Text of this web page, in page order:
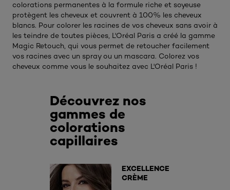
colorations permanentes à la formule riche et soyeuse
protègent les cheveux et couvrent à 100% les cheveux
blancs. Pour colorer les racines de vos cheveux sans avoir à
les teindre de toutes pièces, L'Oréal Paris a créé la gamme
Magic Retouch, qui vous permet de retoucher facilement
vos racines avec un spray ou un mascara. Colorez vos
cheveux comme vous le souhaitez avec L'Oréal Paris !
Découvrez nos
gammes de
colorations
capillaires
EXCELLENCE
CRÈME